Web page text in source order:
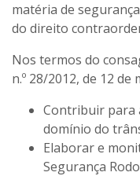
matéria de
do direito
Nos termos do
n.º 28/2012, de 12
Contribuir para
domínio do
Elaborar e
Segurança